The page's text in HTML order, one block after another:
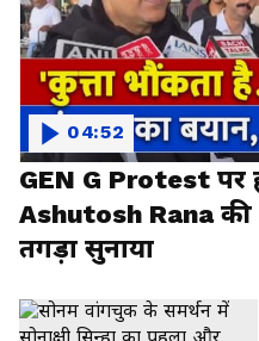
GEN G Protest पर
Ashutosh Rana की
तगड़ा सुनाया
04:52